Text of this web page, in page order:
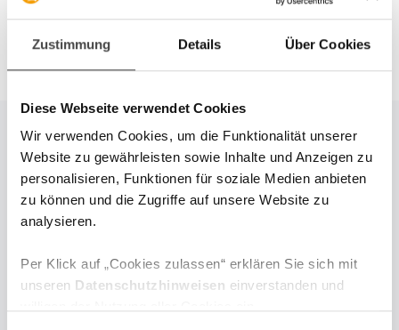
Zustimmung Details Über Cookies
Diese Webseite verwendet Cookies
Wir verwenden Cookies, um die Funktionalität unserer
Website zu gewährleisten sowie Inhalte und Anzeigen zu
personalisieren, Funktionen für soziale Medien anbieten
zu können und die Zugriffe auf unsere Website zu
analysieren.
Per Klick auf „Cookies zulassen“ erklären Sie sich mit
unseren Datenschutzhinweisen einverstanden und
Sebastian Hasenack
Sebastian Hasenack verantwortet den